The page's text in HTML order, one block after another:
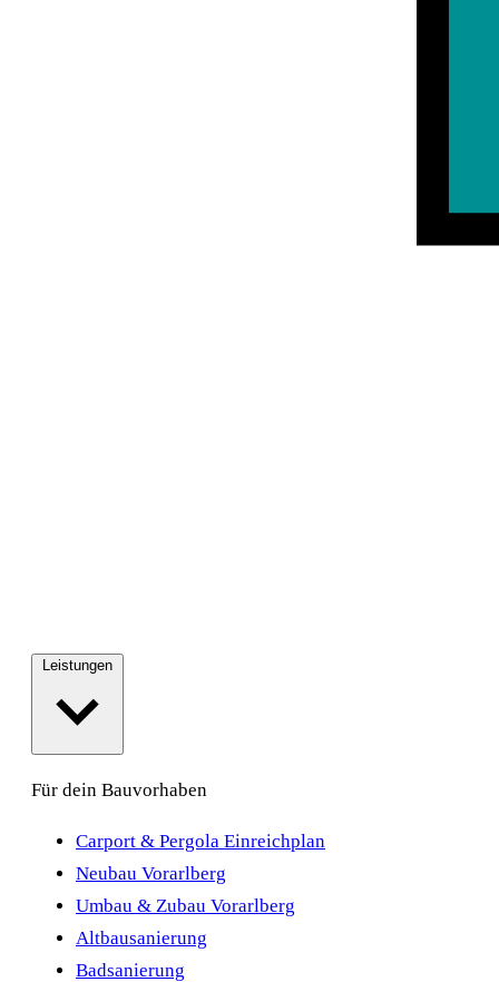
Für dein Bauvorhaben
Carport & Pergola Einreichplan
Neubau Vorarlberg
Umbau & Zubau Vorarlberg
Altbausanierung
Badsanierung